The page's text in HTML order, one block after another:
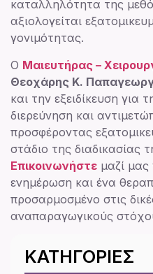
καταλληλότητα της
αξιολογείται
γονιμότητας.
Ο Μαιευτήρας –
Θεοχάρης Κ.
και την εξειδίκευση για
διερεύνηση και
προσφέροντας
στάδιο της διαδικασίας
Επικοινωνήστε μαζί
ενημέρωση και ένα
προσαρμοσμένο στις
αναπαραγωγικούς
ΚΑΤΗΓΟΡΙΕΣ